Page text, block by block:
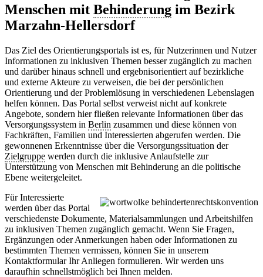
Menschen mit Behinderung im Bezirk
Marzahn-Hellersdorf
Das Ziel des Orientierungsportals ist es, für Nutzerinnen und Nutzer
Informationen zu inklusiven Themen besser zugänglich zu machen
und darüber hinaus schnell und ergebnisorientiert auf bezirkliche
und externe Akteure zu verweisen, die bei der persönlichen
Orientierung und der Problemlösung in verschiedenen Lebenslagen
helfen können. Das Portal selbst verweist nicht auf konkrete
Angebote, sondern hier fließen relevante Informationen über das
Versorgungssystem in Berlin zusammen und diese können von
Fachkräften, Familien und Interessierten abgerufen werden. Die
gewonnenen Erkenntnisse über die Versorgungssituation der
Zielgruppe werden durch die inklusive Anlaufstelle zur
Unterstützung von Menschen mit Behinderung an die politische
Ebene weitergeleitet.
Für Interessierte
werden über das Portal
verschiedenste Dokumente, Materialsammlungen und Arbeitshilfen
zu inklusiven Themen zugänglich gemacht. Wenn Sie Fragen,
Ergänzungen oder Anmerkungen haben oder Informationen zu
bestimmten Themen vermissen, können Sie in unserem
Kontaktformular Ihr Anliegen formulieren. Wir werden uns
daraufhin schnellstmöglich bei Ihnen melden.